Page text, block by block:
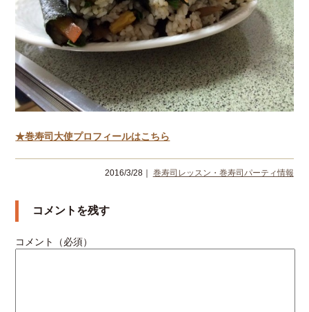
★巻寿司大使プロフィールはこちら
2016/3/28｜ 巻寿司レッスン・巻寿司パーティ情報
コメントを残す
コメント（必須）